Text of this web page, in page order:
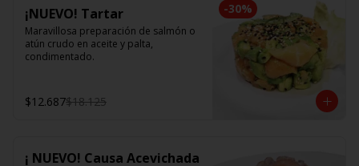
-30%
¡NUEVO! Tartar
Maravillosa preparación de salmón o
atún crudo en aceite y palta,
condimentado.
$12.687$18.125
¡ NUEVO! Causa Acevichada